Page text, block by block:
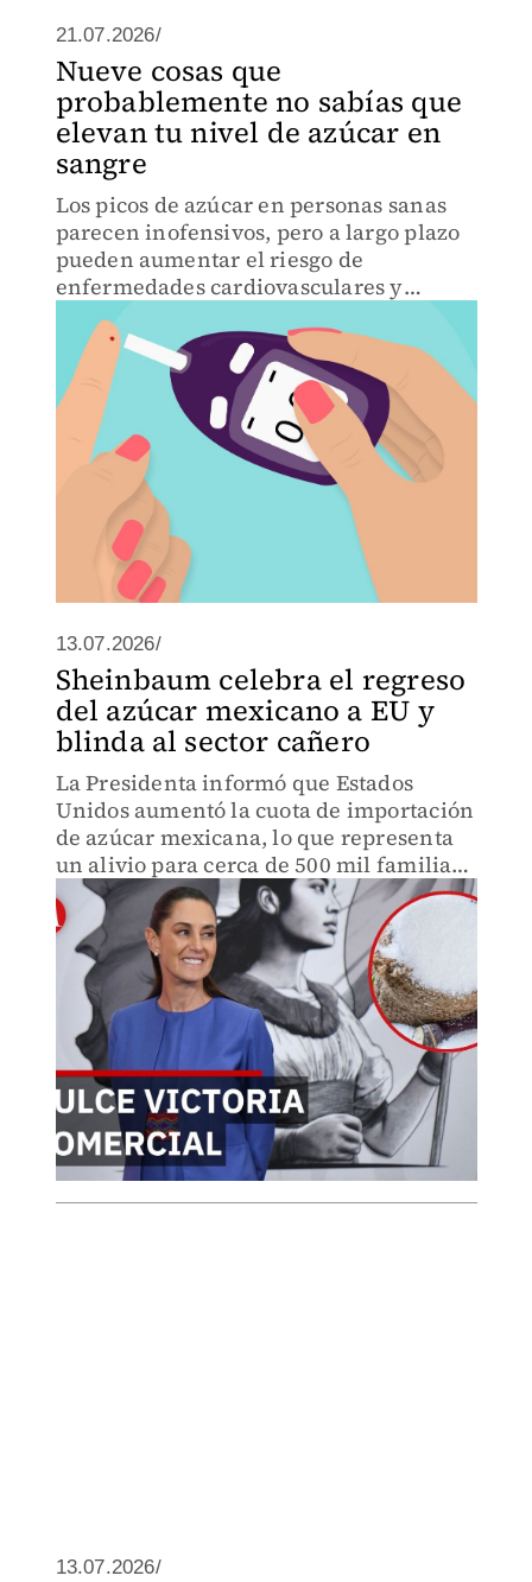
21.07.2026/
Nueve cosas que
probablemente no sabías que
elevan tu nivel de azúcar en
sangre
Los picos de azúcar en personas sanas
parecen inofensivos, pero a largo plazo
pueden aumentar el riesgo de
enfermedades cardiovasculares y
resistencia a la insulina.
13.07.2026/
Sheinbaum celebra el regreso
del azúcar mexicano a EU y
blinda al sector cañero
La Presidenta informó que Estados
Unidos aumentó la cuota de importación
de azúcar mexicana, lo que representa
un alivio para cerca de 500 mil familias
que dependen de esta industria.
13.07.2026/